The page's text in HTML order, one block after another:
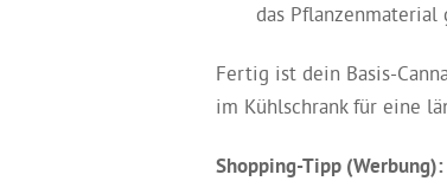
das Pflanzenmaterial
Fertig ist dein Basis-
im Kühlschrank für eine
Shopping-Tipp (Werbung):